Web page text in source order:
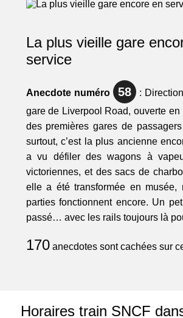
La plus vieille gare
service
Anecdote numéro 58 :
gare de Liverpool Road, ouverte en
des premières gares de
surtout, c’est la plus ancienne
a vu défiler des wagons à
victoriennes, et des sacs de
elle a été transformée en musée,
parties fonctionnent encore. Un
passé… avec les rails toujours là
170anecdotes sont cachées sur
Horaires train SNCF